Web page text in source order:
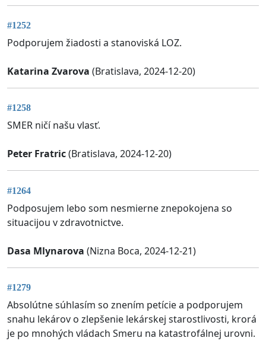
#1252
Podporujem žiadosti a stanoviská LOZ.
Katarina Zvarova (Bratislava, 2024-12-20)
#1258
SMER ničí našu vlasť.
Peter Fratric(Bratislava, 2024-12-20)
#1264
Podposujem lebo som nesmierne znepokojena so
situacijou v zdravotnictve.
Dasa Mlynarova (Nizna Boca, 2024-12-21)
#1279
Absolútne súhlasím so znením petície a podporujem
snahu lekárov o zlepšenie lekárskej starostlivosti, krorá
je po mnohých vládach Smeru na katastrofálnej urovni.